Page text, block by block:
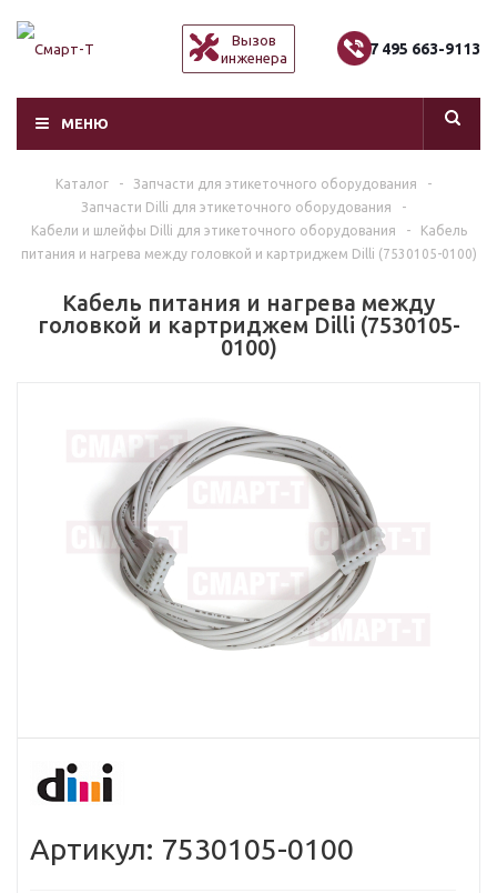
Вызов
инженера
+7 495 663-9113
МЕНЮ
Каталог - Запчасти для этикеточного оборудования
-
Запчасти Dilli для этикеточного оборудования
-
Кабели и шлейфы Dilli для этикеточного оборудования
-
Кабель
питания и нагрева между головкой и картриджем Dilli (7530105-0100)
Кабель питания и нагрева между
головкой и картриджем Dilli (7530105-
0100)
Артикул: 7530105-0100